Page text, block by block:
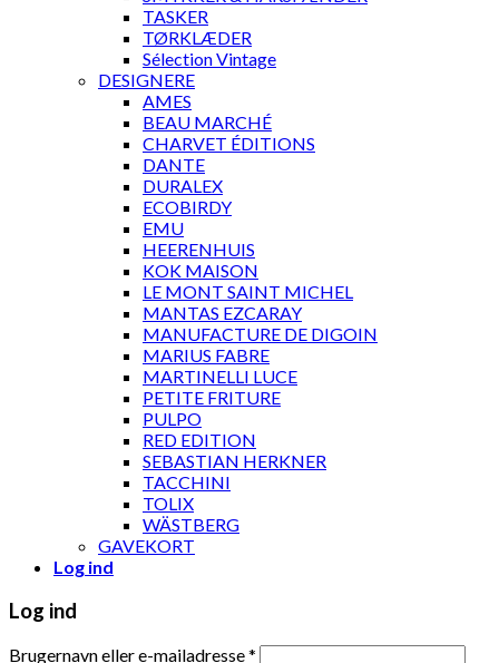
TASKER
TØRKLÆDER
Sélection Vintage
DESIGNERE
AMES
BEAU MARCHÉ
CHARVET ÉDITIONS
DANTE
DURALEX
ECOBIRDY
EMU
HEERENHUIS
KOK MAISON
LE MONT SAINT MICHEL
MANTAS EZCARAY
MANUFACTURE DE DIGOIN
MARIUS FABRE
MARTINELLI LUCE
PETITE FRITURE
PULPO
RED EDITION
SEBASTIAN HERKNER
TACCHINI
TOLIX
WÄSTBERG
GAVEKORT
Log ind
Log ind
Brugernavn eller e-mailadresse*